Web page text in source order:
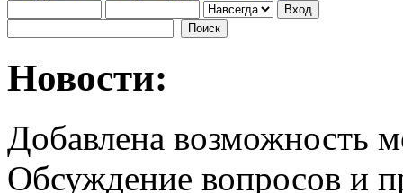
Новости:
Добавлена возможность
Обсуждение вопросов и